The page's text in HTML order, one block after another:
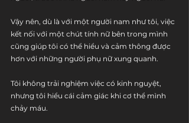
Vậy nên, dù là với một người nam như tôi, việc
kết nối với một chút tính nữ bên trong mình
cũng giúp tôi có thể hiểu và cảm thông được
hơn với những người phụ nữ xung quanh.
Tôi không trải nghiệm việc có kinh nguyệt,
nhưng tôi hiểu cái cảm giác khi cơ thể mình
chảy máu.